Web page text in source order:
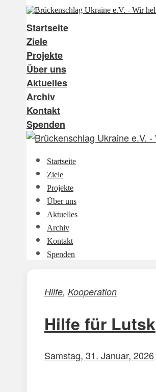
Startseite
Ziele
Projekte
Über uns
Aktuelles
Archiv
Kontakt
Spenden
Startseite
Ziele
Projekte
Über uns
Aktuelles
Archiv
Kontakt
Spenden
Hilfe, Kooperation
Hilfe für Lutsk
Samstag, 31. Januar, 2026